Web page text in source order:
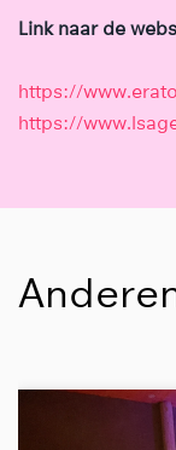
Link naar de
https://
https://